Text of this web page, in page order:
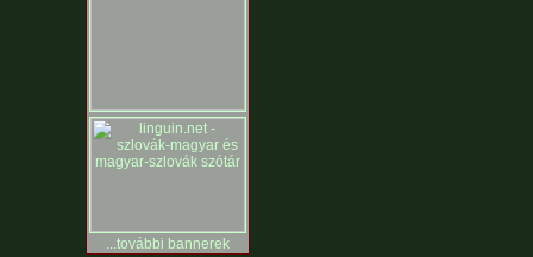
...további bannerek